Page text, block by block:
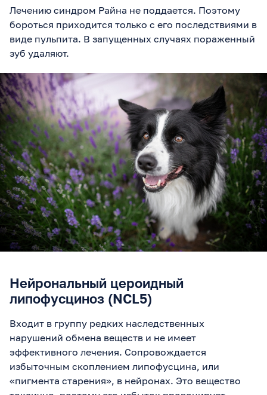
Лечению синдром Райна не поддается. Поэтому
бороться приходится только с его последствиями в
виде пульпита. В запущенных случаях пораженный
зуб удаляют.
Нейрональный цероидный
липофусциноз (NCL5)
Входит в группу редких наследственных
нарушений обмена веществ и не имеет
эффективного лечения. Сопровождается
избыточным скоплением липофусцина, или
«пигмента старения», в нейронах. Это вещество